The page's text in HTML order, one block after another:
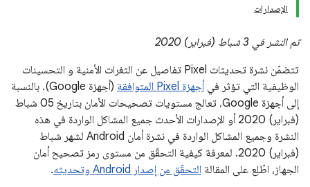
الإصدارات
تم النشر في 3 شباط (فبراير) 2020
تتضمّن نشرة تحديثات Pixel تفاصيل عن الثغرات الأمنية و التحسينات
الوظيفية التي تؤثر في أجهزة Pixel المتوافقة
(أجهزة Google). بالنسبة
إلى أجهزة Google، تعالج مستويات تصحيحات الأمان بتاريخ 05 شباط
(فبراير) 2020 أو الإصدارات الأحدث جميع المشاكل الواردة في هذه
النشرة وجميع المشاكل الواردة في نشرة أمان Android لشهر شباط
(فبراير) 2020. لمعرفة كيفية التحقّق من مستوى رمز تصحيح أمان
الجهاز، اطّلِع على المقالة التحقّق من إصدار Android وتحديثه
.